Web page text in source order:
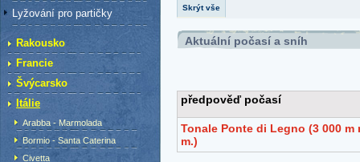
Skrýt vše
Aktuální počasí a sníh
Lyžování pro partičky
Rakousko
Francie
Švýcarsko
Itálie
Arabba - Marmolada
Bormio - Santa Caterina
Civetta